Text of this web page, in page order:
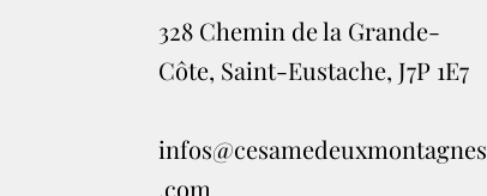
328 Chemin de la Grande-
Côte, Saint-Eustache, J7P 1E7
infos@cesamedeuxmontagnes
.com